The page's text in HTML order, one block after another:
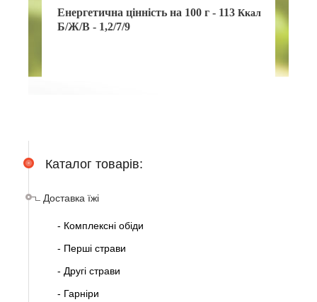
Енергетична цінність на 100 г - 113 Ккал
Б/Ж/В - 1,2/7/9
Каталог товарів:
Доставка їжі
- Комплексні обіди
- Перші страви
- Другі страви
- Гарніри